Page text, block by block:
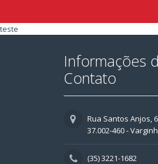
teste
Informações
Contato
Rua Santos Anjos,
37.002-460 -
(35) 3221-1682